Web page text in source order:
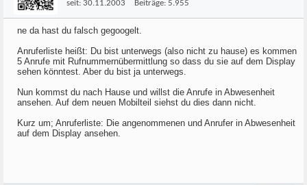
seit: 30.11.2003 Beiträge: 5.955
ne da hast du falsch gegoogelt.
Anruferliste heißt: Du bist unterwegs (also nicht zu hause) es kommen
5 Anrufe mit Rufnummernübermittlung so dass du sie auf dem Display
sehen könntest. Aber du bist ja unterwegs.
Nun kommst du nach Hause und willst die Anrufe in Abwesenheit
ansehen. Auf dem neuen Mobilteil siehst du dies dann nicht.
Kurz um; Anruferliste: Die angenommenen und Anrufer in Abwesenheit
auf dem Display ansehen.